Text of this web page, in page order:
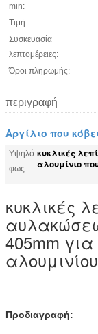
min:
Τιμή:
Συσκευασία
λεπτομέρειες:
Όροι πληρωμής:
περιγραφή
Αργίλιο που
Υψηλό
φως:
κυκλικές
αλουμίνιο
κυκλικές
405mm
αλουμινίου
Προδιαγραφή: